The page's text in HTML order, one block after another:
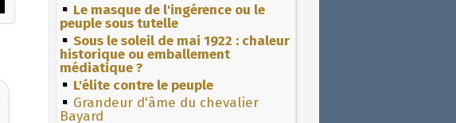
Le masque de l'ingérence ou le
peuple sous tutelle
Sous le soleil de mai 1922 : chaleur
historique ou emballement
médiatique ?
L'élite contre le peuple
Grandeur d'âme du chevalier
Bayard